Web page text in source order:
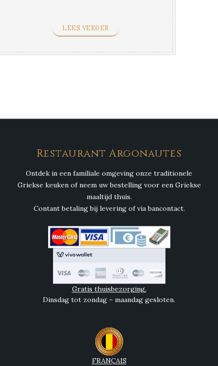
LEES VERDER
Restaurant Argonautes
Ontdek in een familiale omgeving onze traditionele
Griekse keuken of neem uw bestelling voor een Griekse
maaltijd thuis.
Contant betaling bij levering of via bancontact.
Gratis thuisbezorging.
Dinsdag tot zondag – maandag gesloten.
FRANÇAIS